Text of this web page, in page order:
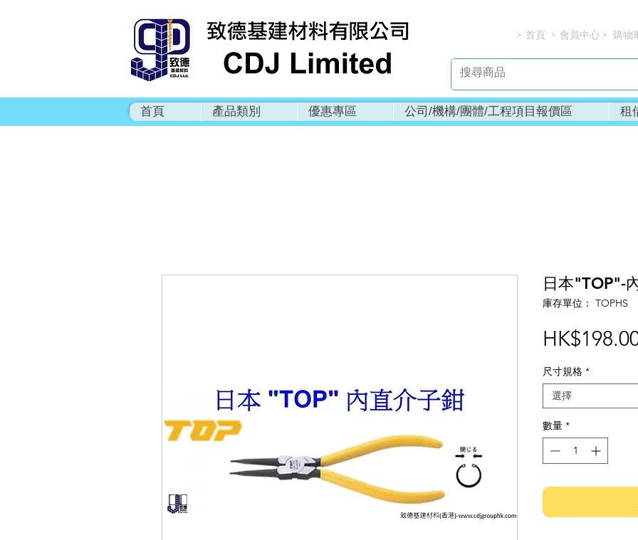
> > >
首頁 會員中心 購物
首頁 產品類別 優惠專區 公司/機構/團體/工程項目報價區 租
日本"TOP"-
庫存單位： TOPHS
尺寸規格 *
選擇
數量 *